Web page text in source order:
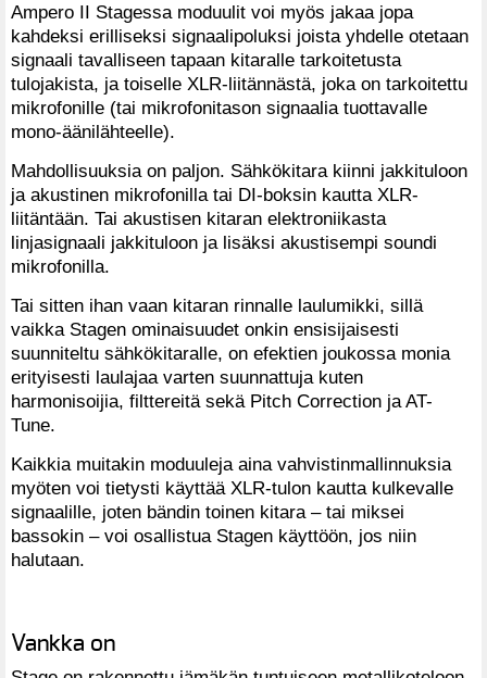
Ampero II Stagessa moduulit voi myös jakaa jopa
kahdeksi erilliseksi signaalipoluksi joista yhdelle otetaan
signaali tavalliseen tapaan kitaralle tarkoitetusta
tulojakista, ja toiselle XLR-liitännästä, joka on tarkoitettu
mikrofonille (tai mikrofonitason signaalia tuottavalle
mono-äänilähteelle).
Mahdollisuuksia on paljon. Sähkökitara kiinni jakkituloon
ja akustinen mikrofonilla tai DI-boksin kautta XLR-
liitäntään. Tai akustisen kitaran elektroniikasta
linjasignaali jakkituloon ja lisäksi akustisempi soundi
mikrofonilla.
Tai sitten ihan vaan kitaran rinnalle laulumikki, sillä
vaikka Stagen ominaisuudet onkin ensisijaisesti
suunniteltu sähkökitaralle, on efektien joukossa monia
erityisesti laulajaa varten suunnattuja kuten
harmonisoijia, filttereitä sekä Pitch Correction ja AT-
Tune.
Kaikkia muitakin moduuleja aina vahvistinmallinnuksia
myöten voi tietysti käyttää XLR-tulon kautta kulkevalle
signaalille, joten bändin toinen kitara – tai miksei
bassokin – voi osallistua Stagen käyttöön, jos niin
halutaan.
Vankka on